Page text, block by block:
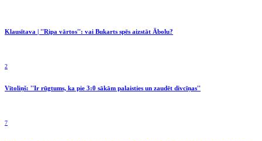
Klausītava | ''Ripa vārtos'': vai Bukarts spēs aizstāt Ābolu?
2
Vītoliņš: ''Ir rūgtums, ka pie 3:0 sākām palaisties un zaudēt divcīņas''
7